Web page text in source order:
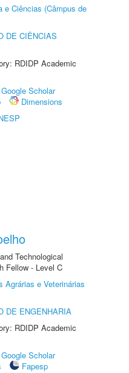
e Ciências (Câmpus de
DE CIÊNCIAS
RDIDP Academic
Google Scholar
Dimensions
Technological
Fellow - Level C
Agrárias e Veterinárias
DE ENGENHARIA
RDIDP Academic
Google Scholar
Fapesp